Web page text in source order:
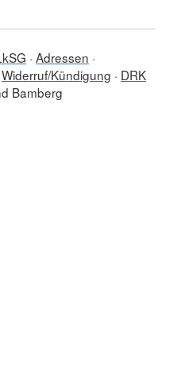
Adressen
Widerruf/Kündigung
DRK
Bamberg